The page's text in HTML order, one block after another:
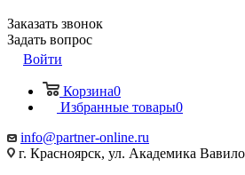
Заказать звонок
Задать вопрос
Войти
Корзина0
Избранные товары0
info@partner-online.ru
г. Красноярск, ул. Академика